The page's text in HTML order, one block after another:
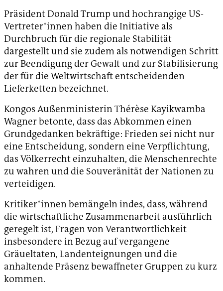
Präsident Donald Trump und hochrangige US-
Vertreter*innen haben die Initiative als
Durchbruch für die regionale Stabilität
dargestellt und sie zudem als notwendigen Schritt
zur Beendigung der Gewalt und zur Stabilisierung
der für die Weltwirtschaft entscheidenden
Lieferketten bezeichnet.
Kongos Außenministerin Thérèse Kayikwamba
Wagner betonte, dass das Abkommen einen
Grundgedanken bekräftige: Frieden sei nicht nur
eine Entscheidung, sondern eine Verpflichtung,
das Völkerrecht einzuhalten, die Menschenrechte
zu wahren und die Souveränität der Nationen zu
verteidigen.
Kritiker*innen bemängeln indes, dass, während
die wirtschaftliche Zusammenarbeit ausführlich
geregelt ist, Fragen von Verantwortlichkeit
insbesondere in Bezug auf vergangene
Gräueltaten, Landenteignungen und die
anhaltende Präsenz bewaffneter Gruppen zu kurz
kommen.